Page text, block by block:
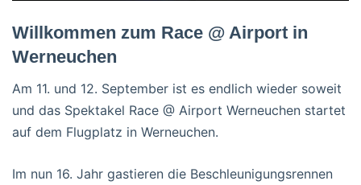
Willkommen zum Race @ Airport in
Werneuchen
Am 11. und 12. September ist es endlich wieder soweit
und das Spektakel Race @ Airport Werneuchen startet
auf dem Flugplatz in Werneuchen.
Im nun 16. Jahr gastieren die Beschleunigungsrennen